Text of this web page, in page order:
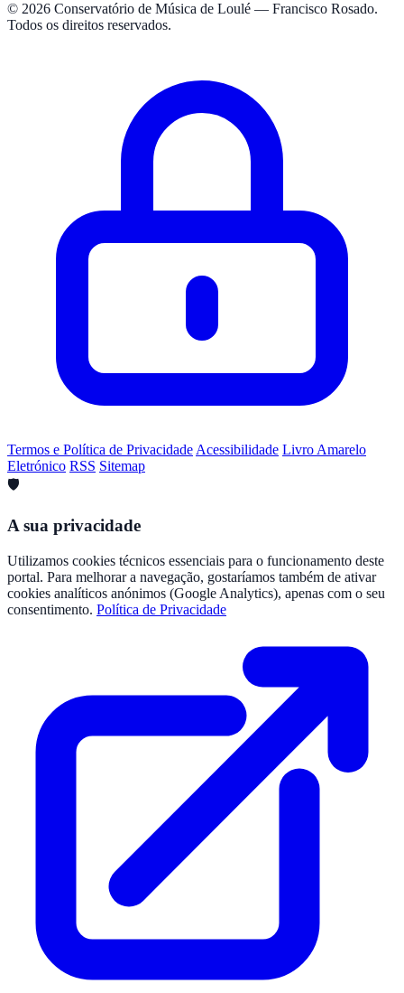
© 2026 Conservatório de Música de Loulé — Francisco Rosado.
Todos os direitos reservados.
Termos e Política de Privacidade Acessibilidade Livro Amarelo
Eletrónico RSS Sitemap
🛡️
A sua privacidade
Utilizamos cookies técnicos essenciais para o funcionamento deste
portal. Para melhorar a navegação, gostaríamos também de ativar
cookies analíticos anónimos (Google Analytics), apenas com o seu
consentimento. Política de Privacidade